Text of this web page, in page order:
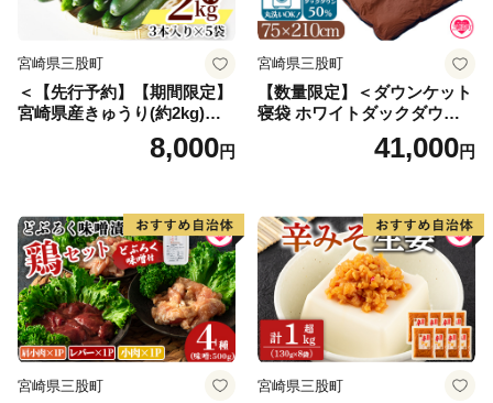
宮崎県三股町
＜【先行予約】【期間限定】
宮崎県産きゅうり(約2kg)＞
(約2kg・3本入り×5袋)パリッ
と甘い魔法のキュウリ「マジ
8,000円
宮崎県三股町
【数量限定】＜ダウンケット
寝袋 ホワイトダックダウン5
0% フェザー50% 充填量0.3k
g ブラウン限定コンパクト収
s】【株式会社ベストライ
フ】
41,000円
宮崎県三股町 宮崎県三股町